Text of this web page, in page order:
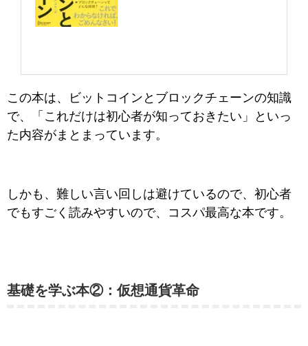
この本は、ビットコインとブロックチェーンの知識
で、「これだけは初心者が知っておきたい」といっ
た内容がまとまっています。
しかも、難しい言い回しは避けているので、初心者
でもすごく読みやすいので、コスパ最高な本です。
基礎を学ぶ本②：仮想通貨革命